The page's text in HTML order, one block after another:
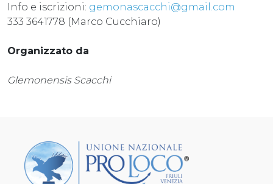
Info e iscrizioni: gemonascacchi@gmail.com
333 3641778 (Marco Cucchiaro)
Organizzato da
Glemonensis Scacchi